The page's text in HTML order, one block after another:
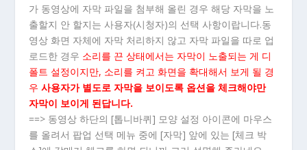
가 동영상에 자막 파일을 첨부해 올린 경우 해당 자막을 노
출할지 안 할지는 사용자(시청자)의 선택 사항이랍니다.동
영상 화면 자체에 자막 처리하지 않고 자막 파일을 따로 업
로드한 경우 소리를 끈 상태에서는 자막이 노출되는 게 디
폴트 설정이지만, 소리를 켜고 화면을 확대해서 보게 될 경
우 사용자가 별도로 자막을 보이도록 옵션을 체크해야만
자막이 보이게 된답니다.
==> 동영상 하단의 [톱니바퀴] 모양 설정 아이콘에 마우스
를 올려서 팝업 선택 메뉴 중에 [자막] 앞에 있는 [체크 박